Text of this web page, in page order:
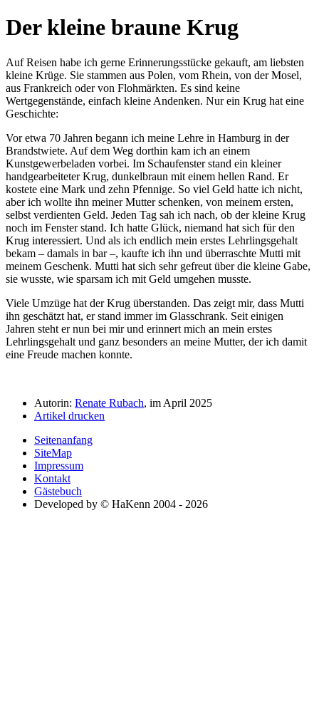
Der kleine braune Krug
Auf Reisen habe ich gerne Erinnerungsstücke gekauft, am liebsten
kleine Krüge. Sie stammen aus Polen, vom Rhein, von der Mosel,
aus Frankreich oder von Flohmärkten. Es sind keine
Wertgegenstände, einfach kleine Andenken. Nur ein Krug hat eine
Geschichte:
Vor etwa 70 Jahren begann ich meine Lehre in Hamburg in der
Brandstwiete. Auf dem Weg dorthin kam ich an einem
Kunstgewerbeladen vorbei. Im Schaufenster stand ein kleiner
handgearbeiteter Krug, dunkelbraun mit einem hellen Rand. Er
kostete eine Mark und zehn Pfennige. So viel Geld hatte ich nicht,
aber ich wollte ihn meiner Mutter schenken, von meinem ersten,
selbst verdienten Geld. Jeden Tag sah ich nach, ob der kleine Krug
noch im Fenster stand. Ich hatte Glück, niemand hat sich für den
Krug interessiert. Und als ich endlich mein erstes Lehrlingsgehalt
bekam – damals in bar –, kaufte ich ihn und überraschte Mutti mit
meinem Geschenk. Mutti hat sich sehr gefreut über die kleine Gabe,
sie wusste, wie sparsam ich mit Geld umgehen musste.
Viele Umzüge hat der Krug überstanden. Das zeigt mir, dass Mutti
ihn geschätzt hat, er stand immer im Glasschrank. Seit einigen
Jahren steht er nun bei mir und erinnert mich an mein erstes
Lehrlingsgehalt und ganz besonders an meine Mutter, der ich damit
eine Freude machen konnte.
Autorin: Renate Rubach, im April 2025
Artikel drucken
Seitenanfang
SiteMap
Impressum
Kontakt
Gästebuch
Developed by © HaKenn 2004 - 2026